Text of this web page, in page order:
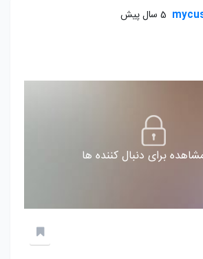
5 سال پیش
برای دنبال کننده ها